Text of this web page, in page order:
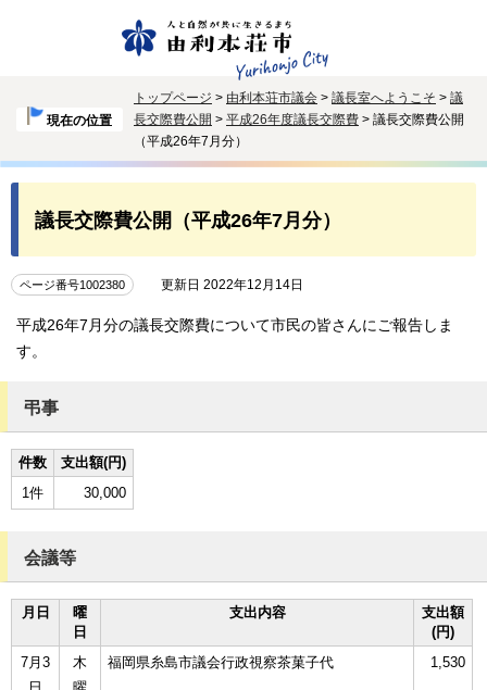
現在の位置
トップページ > 由利本荘市議会 > 議長室へようこそ > 議
長交際費公開 > 平成26年度議長交際費 > 議長交際費公開
（平成26年7月分）
議長交際費公開（平成26年7月分）
ページ番号1002380 更新日 2022年12月14日
平成26年7月分の議長交際費について市民の皆さんにご報告しま
す。
弔事
件数
支出額(円)
1件
30,000
会議等
月日
曜
日
支出内容
支出額
(円)
7月3
木
福岡県糸島市議会行政視察茶菓子代 1,530